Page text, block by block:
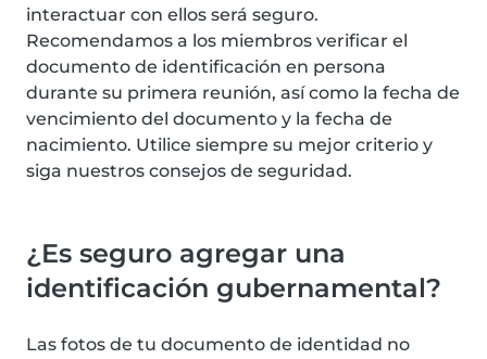
interactuar con ellos será seguro.
Recomendamos a los miembros verificar el
documento de identificación en persona
durante su primera reunión, así como la fecha de
vencimiento del documento y la fecha de
nacimiento. Utilice siempre su mejor criterio y
siga nuestros consejos de seguridad.
¿Es seguro agregar una
identificación gubernamental?
Las fotos de tu documento de identidad no